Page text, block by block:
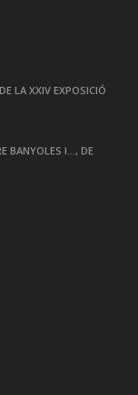
LA XXIV EXPOSICIÓ
BANYOLES I…, DE